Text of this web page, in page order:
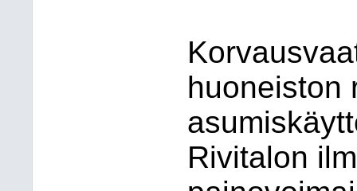
huoneiston
Rivitalon